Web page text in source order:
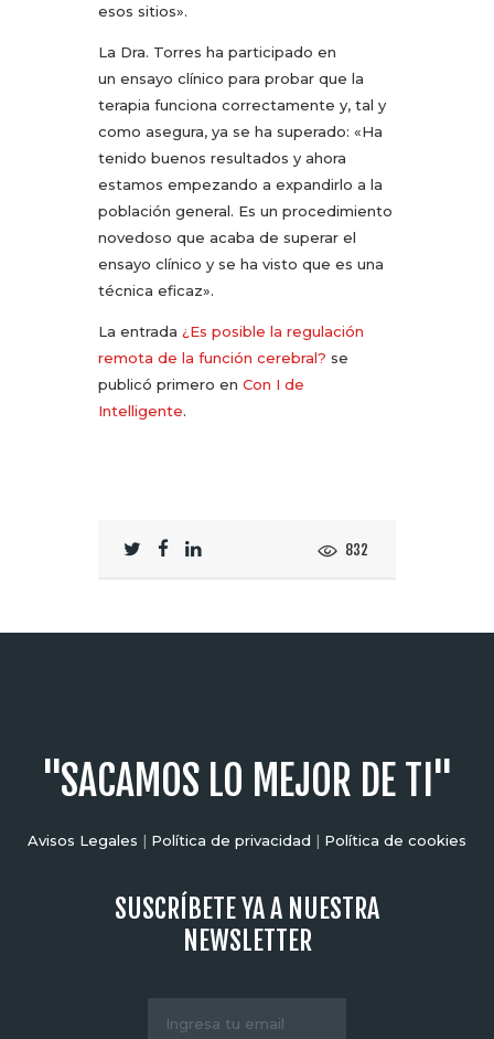
esos sitios».
La Dra. Torres ha participado en
un ensayo clínico para probar que la
terapia funciona correctamente y, tal y
como asegura, ya se ha superado: «Ha
tenido buenos resultados y ahora
estamos empezando a expandirlo a la
población general. Es un procedimiento
novedoso que acaba de superar el
ensayo clínico y se ha visto que es una
técnica eficaz».
La entrada ¿Es posible la regulación
remota de la función cerebral? se
publicó primero en Con I de
Intelligente.
832
"SACAMOS LO MEJOR DE TI"
Avisos Legales | Política de privacidad | Política de cookies
SUSCRÍBETE YA A NUESTRA
NEWSLETTER